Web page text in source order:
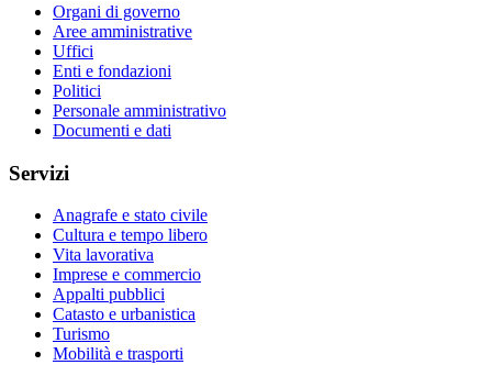
Organi di governo
Aree amministrative
Uffici
Enti e fondazioni
Politici
Personale amministrativo
Documenti e dati
Servizi
Anagrafe e stato civile
Cultura e tempo libero
Vita lavorativa
Imprese e commercio
Appalti pubblici
Catasto e urbanistica
Turismo
Mobilità e trasporti